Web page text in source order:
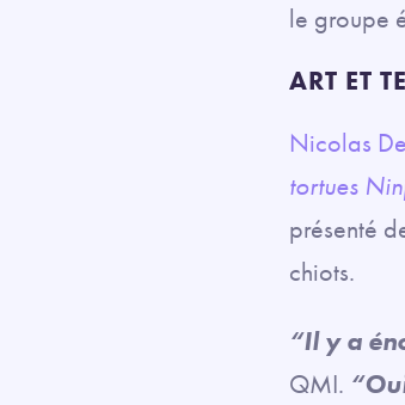
le groupe
ART ET
Nicolas
tortues
présenté
chiots.
“Il y a
QMI.